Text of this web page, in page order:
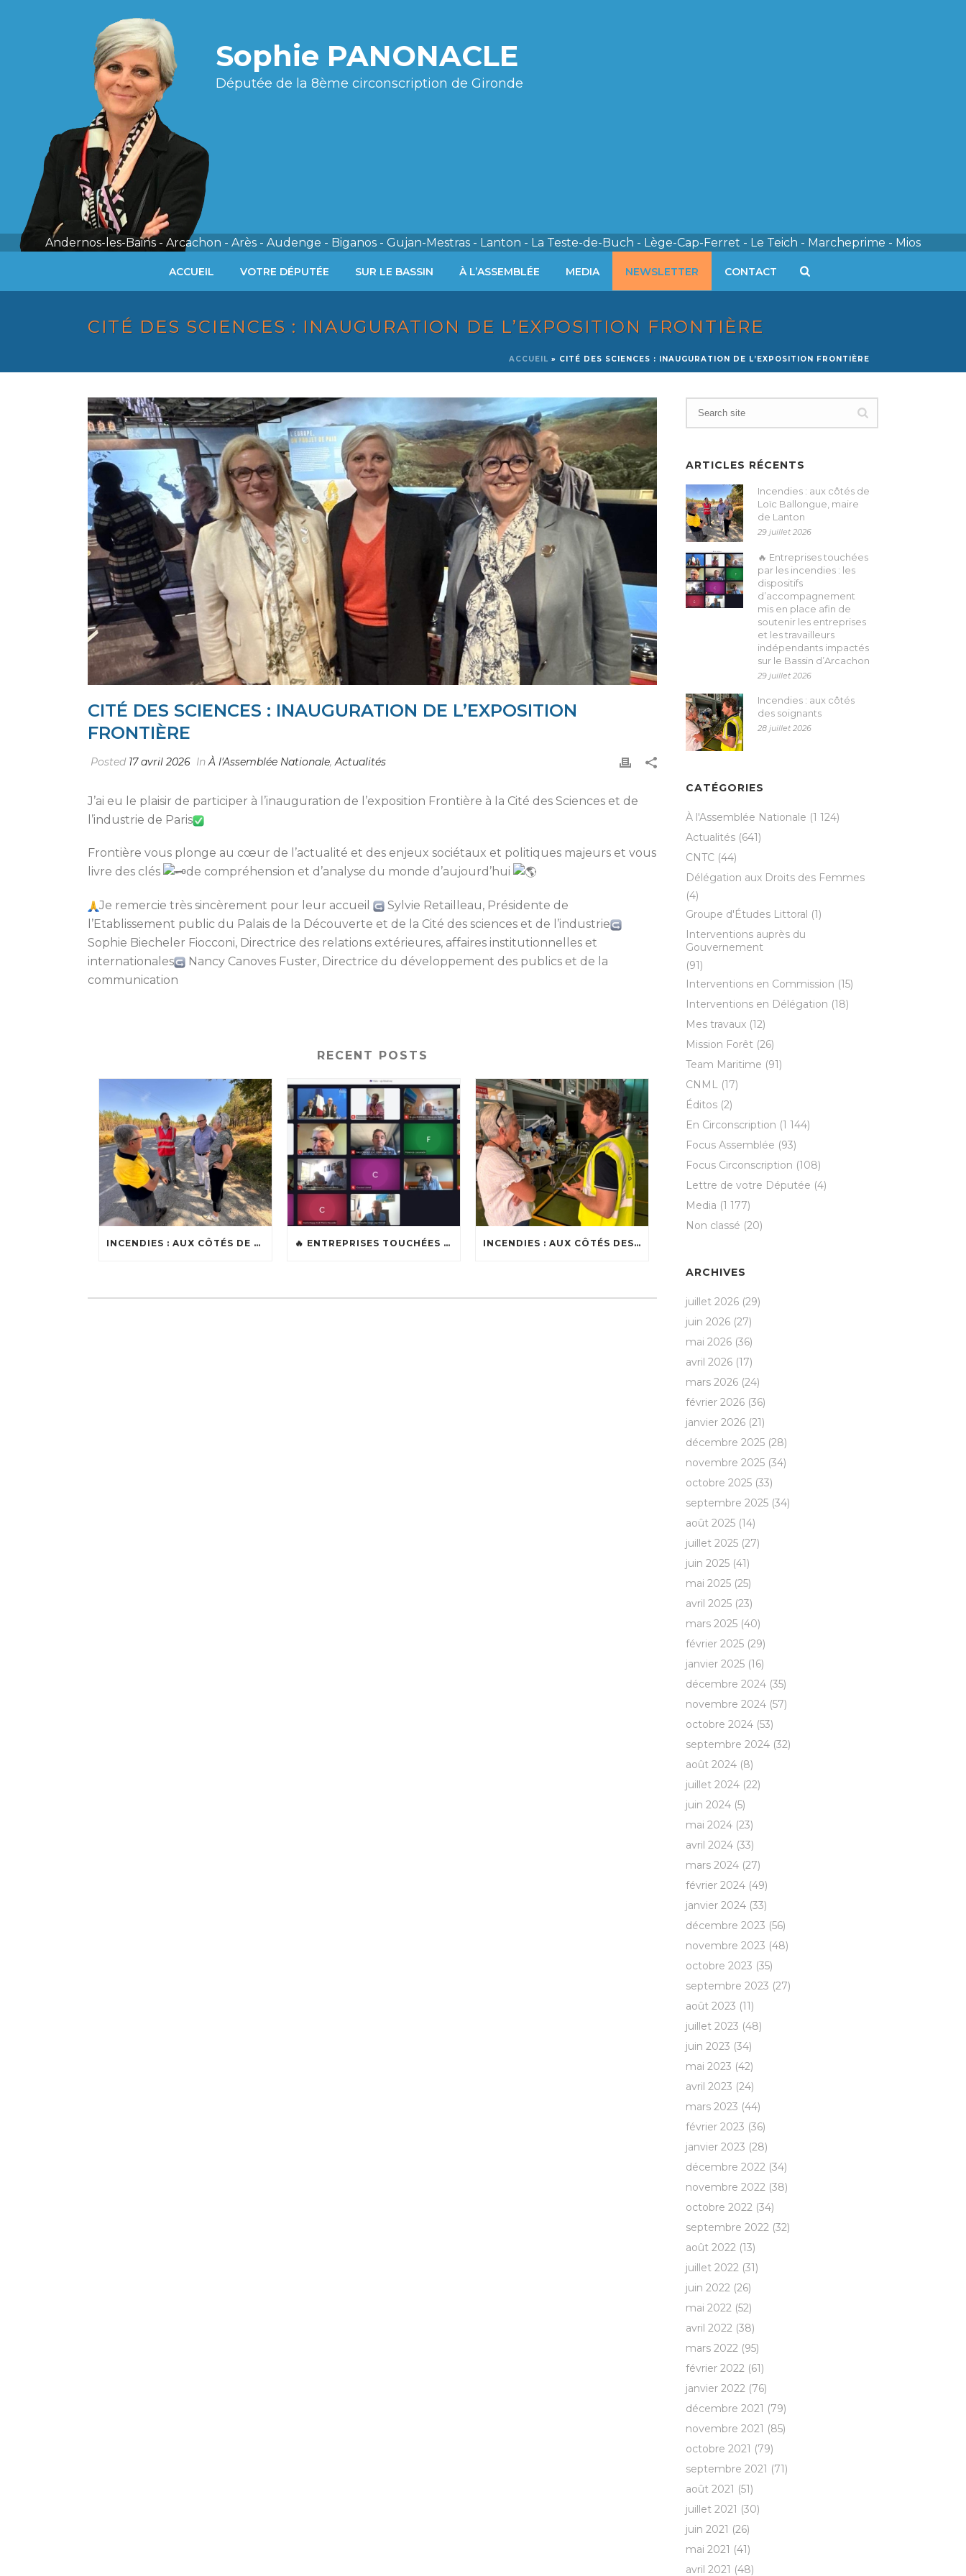
Sophie PANONACLE
Députée de la 8ème circonscription de Gironde
Andernos-les-Bains - Arcachon - Arès - Audenge - Biganos - Gujan-Mestras - Lanton - La Teste-de-Buch - Lège-Cap-Ferret - Le Teich - Marcheprime - Mios
ACCUEIL VOTRE DÉPUTÉE SUR LE BASSIN À L’ASSEMBLÉE MEDIA NEWSLETTER CONTACT
CITÉ DES SCIENCES : INAUGURATION DE L’EXPOSITION FRONTIÈRE
ACCUEIL » CITÉ DES SCIENCES : INAUGURATION DE L’EXPOSITION FRONTIÈRE
CITÉ DES SCIENCES : INAUGURATION DE L’EXPOSITION
FRONTIÈRE
Posted 17 avril 2026 InÀ l'Assemblée Nationale,Actualités
J’ai eu le plaisir de participer à l’inauguration de l’exposition Frontière à la Cité des Sciences et de
l’industrie de Paris
Frontière vous plonge au cœur de l’actualité et des enjeux sociétaux et politiques majeurs et vous
livre des clés
de compréhension et d’analyse du monde d’aujourd’hui
Je remercie très sincèrement pour leur accueil
Sylvie Retailleau, Présidente de
l’Etablissement public du Palais de la Découverte et de la Cité des sciences et de l’industrie
Sophie Biecheler Fiocconi, Directrice des relations extérieures, affaires institutionnelles et
internationales
Nancy Canoves Fuster, Directrice du développement des publics et de la
communication
RECENT POSTS
INCENDIES : AUX CÔTÉS DE LOÏC BALLONGUE, MAIRE DE LANTON 🔥 ENTREPRISES TOUCHÉES PAR LES INCENDIES : LES DISPOSITIFS D’ACCOMPAGNEMENT MIS EN PLACE AFIN DE SOUTENIR LES ENTREPRISES ET LES TRAVAILLEURS INDÉPENDANTS IMPACTÉS SUR LE BASSIN D’ARCACHON INCENDIES : AUX CÔTÉS DES SOIGNANTS
ARTICLES RÉCENTS
Incendies : aux côtés de
Loïc Ballongue, maire
de Lanton
29 juillet 2026
🔥 Entreprises touchées
par les incendies : les
dispositifs
d’accompagnement
mis en place afin de
soutenir les entreprises
et les travailleurs
indépendants impactés
sur le Bassin d’Arcachon
29 juillet 2026
Incendies : aux côtés
des soignants
28 juillet 2026
CATÉGORIES
À l'Assemblée Nationale (1 124)
Actualités (641)
CNTC (44)
Délégation aux Droits des Femmes
(4)
Groupe d'Études Littoral (1)
Interventions auprès du
Gouvernement
(91)
Interventions en Commission (15)
Interventions en Délégation (18)
Mes travaux (12)
Mission Forêt (26)
Team Maritime (91)
CNML (17)
Éditos (2)
En Circonscription (1 144)
Focus Assemblée (93)
Focus Circonscription (108)
Lettre de votre Députée (4)
Media (1 177)
Non classé (20)
ARCHIVES
juillet 2026 (29)
juin 2026 (27)
mai 2026 (36)
avril 2026 (17)
mars 2026 (24)
février 2026 (36)
janvier 2026 (21)
décembre 2025 (28)
novembre 2025 (34)
octobre 2025 (33)
septembre 2025 (34)
août 2025 (14)
juillet 2025 (27)
juin 2025 (41)
mai 2025 (25)
avril 2025 (23)
mars 2025 (40)
février 2025 (29)
janvier 2025 (16)
décembre 2024 (35)
novembre 2024 (57)
octobre 2024 (53)
septembre 2024 (32)
août 2024 (8)
juillet 2024 (22)
juin 2024 (5)
mai 2024 (23)
avril 2024 (33)
mars 2024 (27)
février 2024 (49)
janvier 2024 (33)
décembre 2023 (56)
novembre 2023 (48)
octobre 2023 (35)
septembre 2023 (27)
août 2023 (11)
juillet 2023 (48)
juin 2023 (34)
mai 2023 (42)
avril 2023 (24)
mars 2023 (44)
février 2023 (36)
janvier 2023 (28)
décembre 2022 (34)
novembre 2022 (38)
octobre 2022 (34)
septembre 2022 (32)
août 2022 (13)
juillet 2022 (31)
juin 2022 (26)
mai 2022 (52)
avril 2022 (38)
mars 2022 (95)
février 2022 (61)
janvier 2022 (76)
décembre 2021 (79)
novembre 2021 (85)
octobre 2021 (79)
septembre 2021 (71)
août 2021 (51)
juillet 2021 (30)
juin 2021 (26)
mai 2021 (41)
avril 2021 (48)